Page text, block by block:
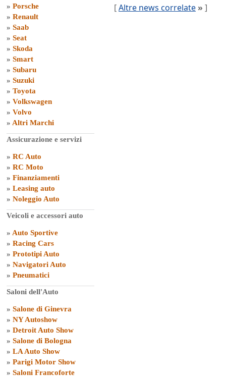
» Porsche
» Renault
» Saab
» Seat
» Skoda
» Smart
» Subaru
» Suzuki
» Toyota
» Volkswagen
» Volvo
» Altri Marchi
Assicurazione e servizi
» RC Auto
» RC Moto
» Finanziamenti
» Leasing auto
» Noleggio Auto
Veicoli e accessori auto
» Auto Sportive
» Racing Cars
» Prototipi Auto
» Navigatori Auto
» Pneumatici
Saloni dell'Auto
» Salone di Ginevra
» NY Autoshow
» Detroit Auto Show
» Salone di Bologna
» LA Auto Show
» Parigi Motor Show
» Saloni Francoforte
[Altre news correlate » ]